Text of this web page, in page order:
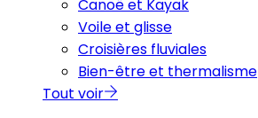
Canoë et Kayak
Voile et glisse
Croisières fluviales
Bien-être et thermalisme
Tout voir